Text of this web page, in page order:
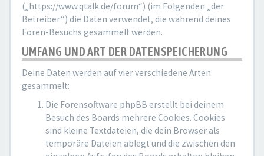
(„https://www.qtalk.de/forum“) (im Folgenden „der
Betreiber“) die Daten verwendet, die während deines
Foren-Besuchs gesammelt werden.
UMFANG UND ART DER DATENSPEICHERUNG
Deine Daten werden auf vier verschiedene Arten
gesammelt:
Die Forensoftware phpBB erstellt bei deinem
Besuch des Boards mehrere Cookies. Cookies
sind kleine Textdateien, die dein Browser als
temporäre Dateien ablegt und die zwischen den